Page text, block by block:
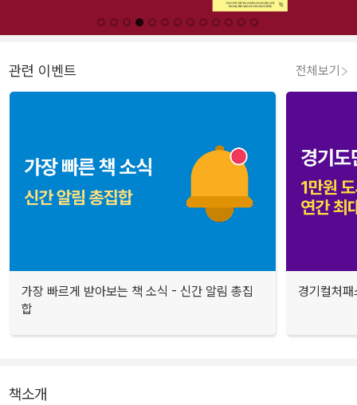
관련 이벤트 전체보기
가장 빠르게 받아보는 책 소식 - 신간 알림 총집
합
경기컬처
책소개